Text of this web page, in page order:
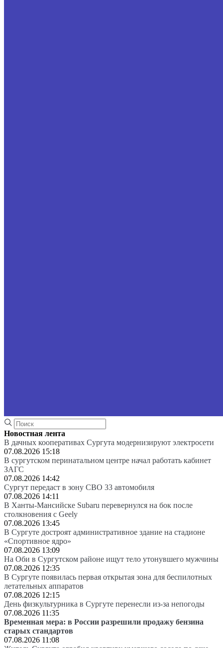
Новостная лента
В дачных кооперативах Сургута модернизируют электросети
07.08.2026 15:18
В сургутском перинатальном центре начал работать кабинет
ЗАГС
07.08.2026 14:42
Сургут передаст в зону СВО 33 автомобиля
07.08.2026 14:11
В Ханты-Мансийске Subaru перевернулся на бок после
столкновения с Geely
07.08.2026 13:45
В Сургуте достроят административное здание на стадионе
«Спортивное ядро»
07.08.2026 13:09
На Оби в Сургутском районе ищут тело утонувшего мужчины
07.08.2026 12:35
В Сургуте появилась первая открытая зона для беспилотных
летательных аппаратов
07.08.2026 12:15
День физкультурника в Сургуте перенесли из-за непогоды
07.08.2026 11:35
Временная мера: в России разрешили продажу бензина
старых стандартов
07.08.2026 11:08